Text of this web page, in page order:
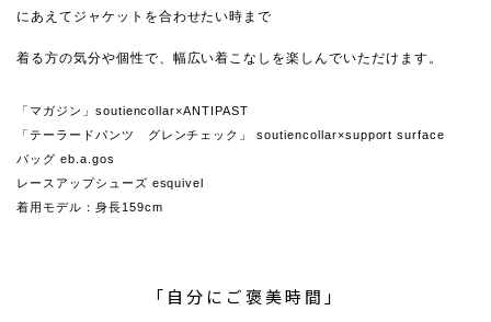
にあえてジャケットを合わせたい時まで
着る方の気分や個性で、幅広い着こなしを楽しんでいただけます。
「マガジン」soutiencollar×ANTIPAST
「テーラードパンツ グレンチェック」 soutiencollar×support surface
バッグ eb.a.gos
レースアップシューズ esquivel
着用モデル：身長159cm
「自分にご褒美時間」